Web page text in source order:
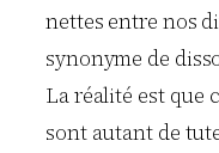
nettes entre nos
synonyme de
La réalité est que
sont autant de